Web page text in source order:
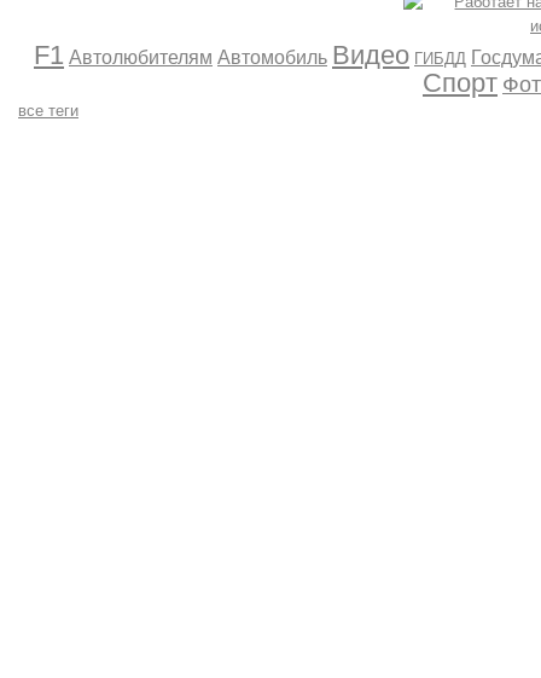
F1 Автолюбителям Автомобиль Видео ГИБДД
Спорт
все теги